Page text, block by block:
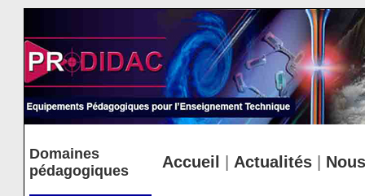
Domaines
pédagogiques
Accueil Actualités|
Cookies management panel